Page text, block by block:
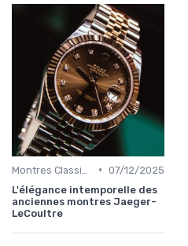
• 07/12/2025
L'élégance intemporelle des
anciennes montres Jaeger-
LeCoultre